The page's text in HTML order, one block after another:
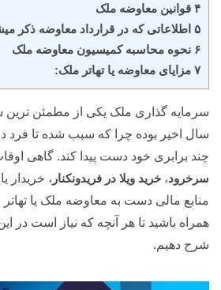
۴ قوانین معاوضه ملک
۵ اطلاعاتی که در قرارداد معاوضه ذکر میشود
۶ نحوه محاسبه کمیسیون معاوضه ملک
۷ مزایای معاوضه یا تهاتر ملک:
سرمایه گذاری ملک یکی از مطمئن ترین
سال اخیر بوده چرا که سبب شده تا فرد
چند برابری خود دست پیدا کند. گاهی
سرخرود، خرید ویلا در فریدونکنار ، خریدار
منابع مالی دست به معاوضه ملک یا تهاتر
همراه باشید تا هر آنچه که نیاز است در
شرح دهیم.